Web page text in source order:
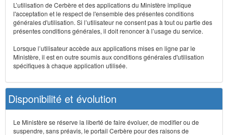
L’utilisation de Cerbère et des applications du Ministère implique
l'acceptation et le respect de l'ensemble des présentes conditions
générales d'utilisation. Si l’utilisateur ne consent pas à tout ou partie des
présentes conditions générales, il doit renoncer à l’usage du service.
Lorsque l’utilisateur accède aux applications mises en ligne par le
Ministère, il est en outre soumis aux conditions générales d'utilisation
spécifiques à chaque application utilisée.
Disponibilité et évolution
Le Ministère se réserve la liberté de faire évoluer, de modifier ou de
suspendre, sans préavis, le portail Cerbère pour des raisons de